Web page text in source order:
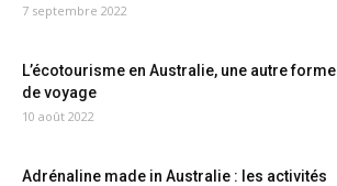
7 septembre 2022
L’écotourisme en Australie, une autre forme
de voyage
10 août 2022
Adrénaline made in Australie : les activités